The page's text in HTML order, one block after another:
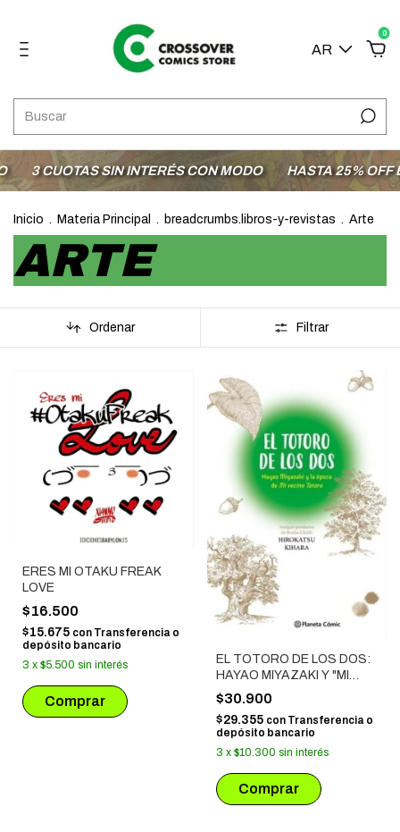
AR
0
3 CUOTAS SIN INTERÉS CON MODO HASTA 25% OFF
Inicio . Materia Principal . breadcrumbs.libros-y-revistas . Arte
ARTE
Ordenar Filtrar
ERES MI OTAKU FREAK
LOVE
$16.500
$15.675 con Transferencia o
depósito bancario
3 x $5.500 sin interés
EL TOTORO DE LOS DOS:
HAYAO MIYAZAKI Y "MI
VECINO TOTORO"
$30.900
$29.355 con Transferencia o
depósito bancario
3 x $10.300 sin interés